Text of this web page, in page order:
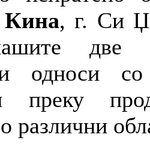
Кина, г. Си
две
односи
преку
различни